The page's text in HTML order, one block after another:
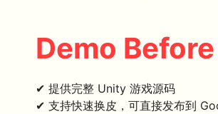
Demo
✔ 提供完整 Unity 游戏源码
✔ 支持快速换皮，可直接发布到